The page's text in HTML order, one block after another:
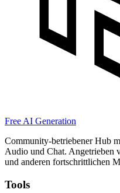
Free AI Generation
Community-betriebener Hub
Audio und Chat. Angetrieben
und anderen fortschrittlichen
Tools